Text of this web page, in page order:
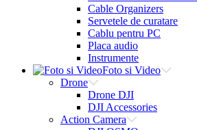
Cable Organizers
Servetele de curatare
Cablu pentru PC
Placa audio
Instrumente
Foto si Video
Drone
Drone DJI
DJI Accessories
Action Camera